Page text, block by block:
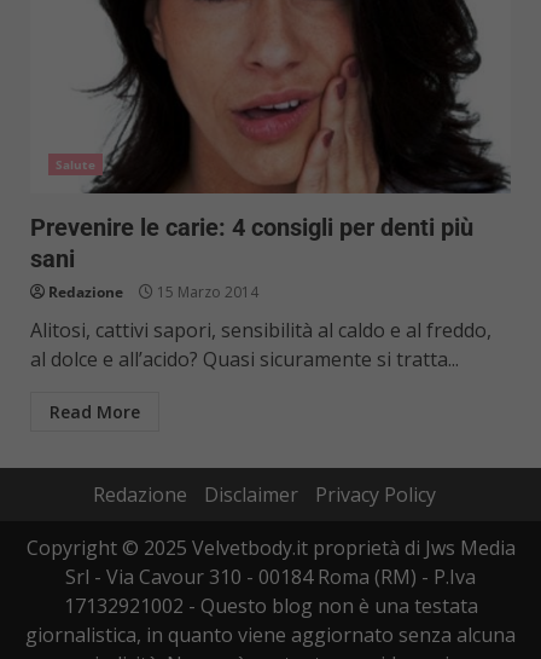
Salute
Prevenire le carie: 4 consigli per denti più
sani
Redazione 15 Marzo 2014
Alitosi, cattivi sapori, sensibilità al caldo e al freddo,
al dolce e all’acido? Quasi sicuramente si tratta...
Read More
Redazione Disclaimer
Privacy Policy
Copyright © 2025 Velvetbody.it proprietà di Jws Media
Srl - Via Cavour 310 - 00184 Roma (RM) - P.Iva
17132921002 - Questo blog non è una testata
giornalistica, in quanto viene aggiornato senza alcuna